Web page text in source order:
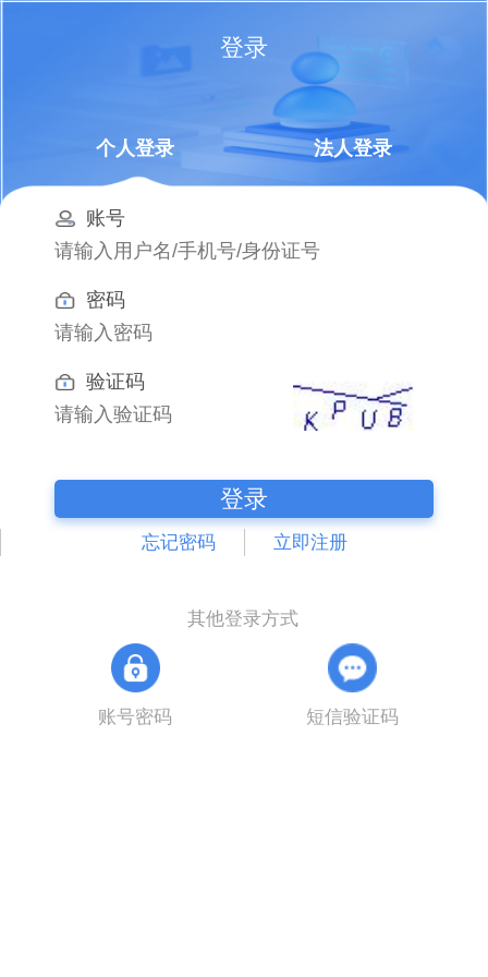
登录
个人登录 法人登录
账号
密码
验证码
登录
忘记密码 立即注册
其他登录方式
账号密码 短信验证码